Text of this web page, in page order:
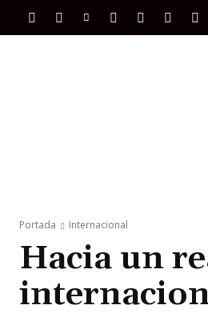
Portada Internacional
Hacia un